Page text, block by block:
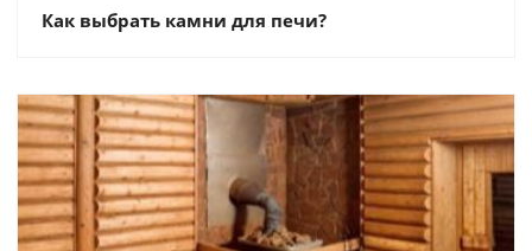
Как выбрать камни для печи?